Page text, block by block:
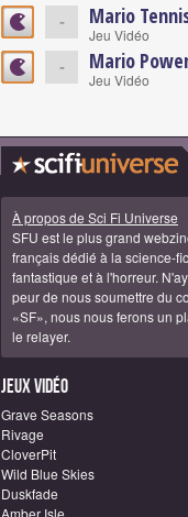
-
Mario
Jeu Vidéo
-
Mario
Jeu Vidéo
À propos de Sci Fi Universe
SFU est le plus grand
français dédié à la science-
fantastique et à l'horreur.
peur de nous soumettre du
«SF», nous nous ferons un
le relayer.
Jeux vidéo
Grave Seasons
Rivage
CloverPit
Wild Blue Skies
Duskfade
Amber Isle